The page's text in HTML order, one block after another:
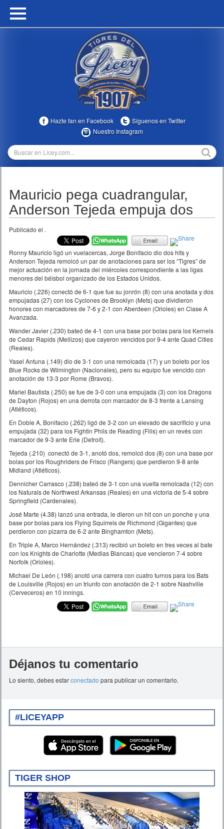
HOME
MULTIMEDIA
TEMPORADAS
Hazte fan en Facebook
Síguenos en Twitter
Nuestro Instagram
Mauricio pega cuadrangular,
Anderson Tejeda empuja dos
Publicado el .
Ronny Mauricio ligó un vuelacercas, Jorge Bonifacio dio dos hits y
Anderson Tejeda remolcó un par de anotaciones para ser los “Tigres” de
mejor actuación en la jornada del miércoles correspondiente a las ligas
menores del béisbol organizado de los Estados Unidos.
Mauricio (.226) conectó de 6-1 que fue su jonrón (8) con una anotada y dos
empujadas (27) con los Cyclones de Brooklyn (Mets) que dividieron
honores con marcadores de 7-6 y 2-1 con Aberdeen (Orioles) en Clase A
Avanzada.
Wander Javier (.230) bateó de 4-1 con una base por bolas para los Kernels
de Cedar Rapids (Mellizos) que cayeron vencidos por 9-4 ante Quad Cities
(Reales).
Yasel Antuna (.149) dio de 3-1 con una remolcada (17) y un boleto por los
Blue Rocks de Wilmington (Nacionales), pero su equipo fue vencido con
anotación de 13-3 por Rome (Bravos).
Mariel Bautista (.250) se fue de 3-0 con una empujada (3) con los Dragons
de Dayton (Rojos) en una derrota con marcador de 8-3 frente a Lansing
(Atléticos).
En Doble A, Bonifacio (.262) ligó de 3-2 con un elevado de sacrificio y una
empujada (32) para los Fightin Phils de Reading (Filis) en un revés con
marcador de 9-3 ante Erie (Detroit).
Tejeda (.210) conectó de 3-1, anotó dos, remolcó dos (8) con una base por
bolas por los Roughriders de Frisco (Rangers) que perdieron 9-8 ante
Midland (Atléticos).
Dennicher Carrasco (.238) bateó de 3-1 con una vuelta remolcada (12) con
los Naturals de Northwest Arkansas (Reales) en una victoria de 5-4 sobre
Springfield (Cardenales).
José Marte (4.38) lanzó una entrada, le dieron un hit con un ponche y una
base por bolas para los Flying Squirrels de Richmond (Gigantes) que
perdieron con pizarra de 6-2 ante Binghamton (Mets).
En Triple A, Marco Hernández (.313) recibió un boleto en tres veces al bate
con los Knights de Charlotte (Medias Blancas) que vencieron 7-4 sobre
Norfolk (Orioles).
Michael De León (.198) anotó una carrera con cuatro turnos para los Bats
de Louisville (Rojos) en un triunfo con anotación de 2-1 sobre Nashville
(Cerveceros) en 10 innings.
Déjanos tu comentario
Lo siento, debes estarconectado para publicar un comentario.
#LICEYAPP
TIGER SHOP